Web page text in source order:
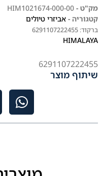
מק"ט - HIM1021674-000-00
קטגוריה - אביזרי טיולים
ברקוד: 6291107222455
HIMALAYA
6291107222455
שיתוף מוצר